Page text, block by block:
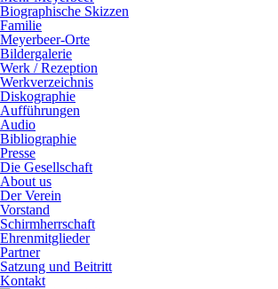
Biographische Skizzen
Familie
Meyerbeer-Orte
Bildergalerie
Werk / Rezeption
Werkverzeichnis
Diskographie
Aufführungen
Audio
Bibliographie
Presse
Die Gesellschaft
About us
Der Verein
Vorstand
Schirmherrschaft
Ehrenmitglieder
Partner
Satzung und Beitritt
Kontakt